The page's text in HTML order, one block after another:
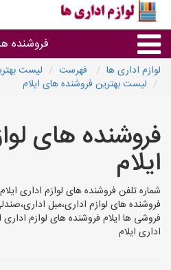
فروشنده
گروه ها
استان
لوازم اداری ها فهرست
لیست
لیست بهترین فروشنده های ایلام
فروشنده های
ایلام
شماره تلفن فروشنده های لوازم اداری
فروشنده های لوازم اداری،مبل
فروشی ها ایلام فروشنده های لوازم اداری
اداری ایلام